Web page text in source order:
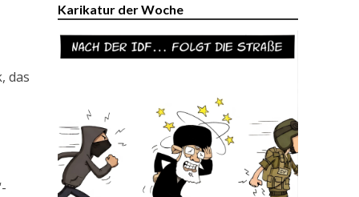
das
Karikatur der Woche